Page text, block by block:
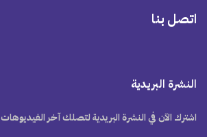
اتصل بنا
النشرة البريدية
اشترك الآن في النشرة البريدية لتصلك آخر الفيديوهات